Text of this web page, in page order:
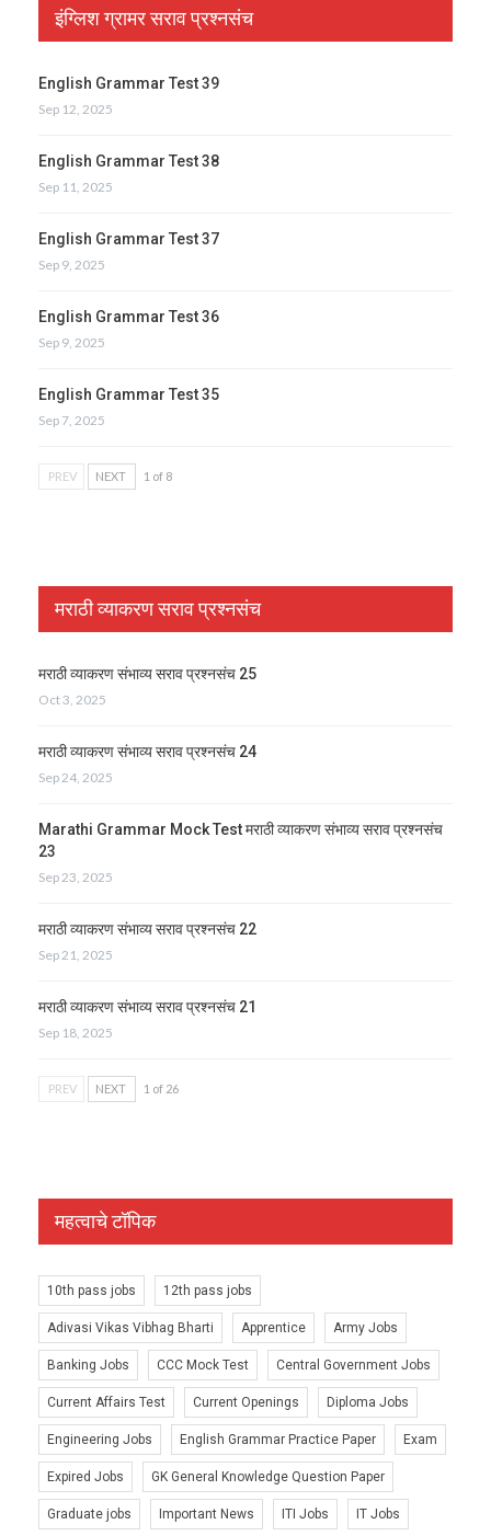
इंग्लिश ग्रामर सराव प्रश्नसंच
English Grammar Test 39
Sep 12, 2025
English Grammar Test 38
Sep 11, 2025
English Grammar Test 37
Sep 9, 2025
English Grammar Test 36
Sep 9, 2025
English Grammar Test 35
Sep 7, 2025
PREV NEXT 1 of 8
मराठी व्याकरण सराव प्रश्नसंच
मराठी व्याकरण संभाव्य सराव प्रश्नसंच 25
Oct 3, 2025
मराठी व्याकरण संभाव्य सराव प्रश्नसंच 24
Sep 24, 2025
Marathi Grammar Mock Test मराठी व्याकरण संभाव्य सराव प्रश्नसंच
23
Sep 23, 2025
मराठी व्याकरण संभाव्य सराव प्रश्नसंच 22
Sep 21, 2025
मराठी व्याकरण संभाव्य सराव प्रश्नसंच 21
Sep 18, 2025
PREV NEXT 1 of 26
महत्वाचे टॉपिक
10th pass jobs 12th pass jobs
Adivasi Vikas Vibhag Bharti Apprentice Army Jobs
Banking Jobs CCC Mock Test Central Government Jobs
Current Affairs Test Current Openings Diploma Jobs
Engineering Jobs English Grammar Practice Paper Exam
Expired Jobs GK General Knowledge Question Paper
Graduate jobs Important News ITI Jobs IT Jobs